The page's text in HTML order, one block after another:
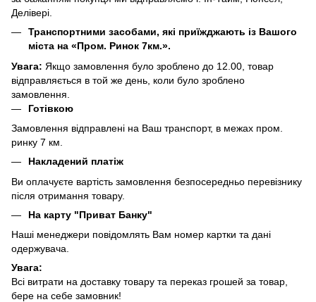
Делівері.
Транспортними засобами, які приїжджають із Вашого
міста на «Пром. Ринок 7км.».
Увага: Якщо замовлення було зроблено до 12.00, товар
відправляється в той же день, коли було зроблено
замовлення.
Готівкою
Замовлення відправлені на Ваш транспорт, в межах пром.
ринку 7 км.
Накладений платіж
Ви оплачуєте вартість замовлення безпосередньо перевізнику
після отримання товару.
На карту "Приват Банку"
Наші менеджери повідомлять Вам номер картки та дані
одержувача.
Увага:
Всі витрати на доставку товару та переказ грошей за товар,
бере на себе замовник!